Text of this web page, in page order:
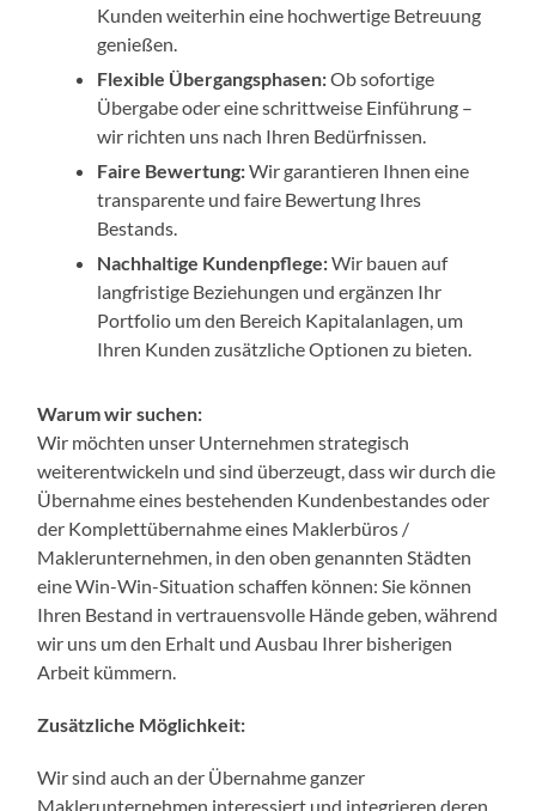
Kunden weiterhin eine hochwertige Betreuung
genießen.
Flexible Übergangsphasen:Ob sofortige
Übergabe oder eine schrittweise Einführung –
wir richten uns nach Ihren Bedürfnissen.
Faire Bewertung:Wir garantieren Ihnen eine
transparente und faire Bewertung Ihres
Bestands.
Nachhaltige Kundenpflege:Wir bauen auf
langfristige Beziehungen und ergänzen Ihr
Portfolio um den Bereich Kapitalanlagen, um
Ihren Kunden zusätzliche Optionen zu bieten.
Warum wir suchen:
Wir möchten unser Unternehmen strategisch
weiterentwickeln und sind überzeugt, dass wir durch die
Übernahme eines bestehenden Kundenbestandes oder
der Komplettübernahme eines Maklerbüros /
Maklerunternehmen, in den oben genannten Städten
eine Win-Win-Situation schaffen können: Sie können
Ihren Bestand in vertrauensvolle Hände geben, während
wir uns um den Erhalt und Ausbau Ihrer bisherigen
Arbeit kümmern.
Zusätzliche Möglichkeit:
Wir sind auch an der Übernahme ganzer
Maklerunternehmen interessiert und integrieren deren